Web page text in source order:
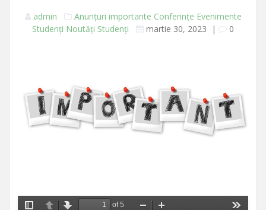
admin Anunțuri importante Conferințe Evenimente
Studenți Noutăți Studenți martie 30, 2023 | 0